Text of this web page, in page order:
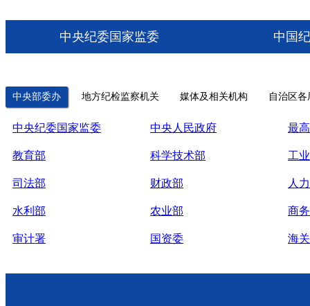
中央纪委国家监委 中国
中央部委办 地方纪检监察机关 媒体及相关机构 自治区
中央纪委国家监委 中央人民政府 最
教育部 科学技术部 工
司法部 财政部 人
水利部 农业部 商
审计署 国资委 海